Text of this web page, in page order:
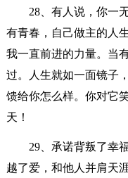
28、有人说，你一
有青春，自己做主的人
我一直前进的力量。当
过。人生就如一面镜子
馈给你怎么样。你对它
天！
29、承诺背叛了幸
越了爱，和他人并肩天